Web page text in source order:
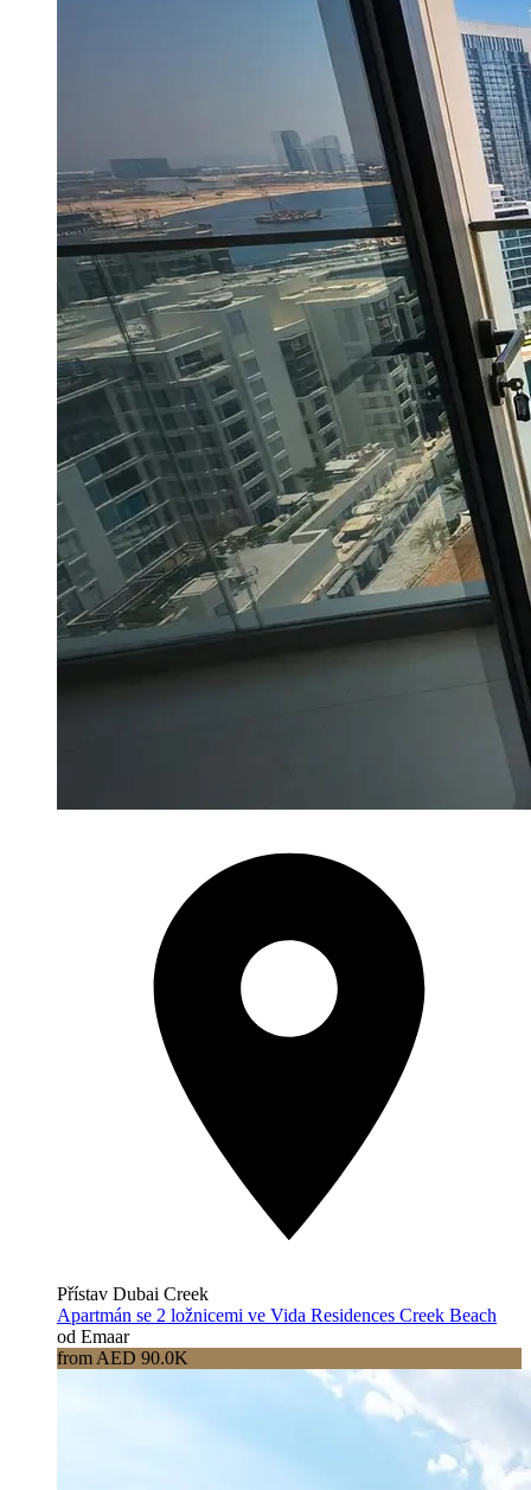
Přístav Dubai Creek
Apartmán se 2 ložnicemi ve Vida Residences Creek Beach
od Emaar
from AED 90.0K